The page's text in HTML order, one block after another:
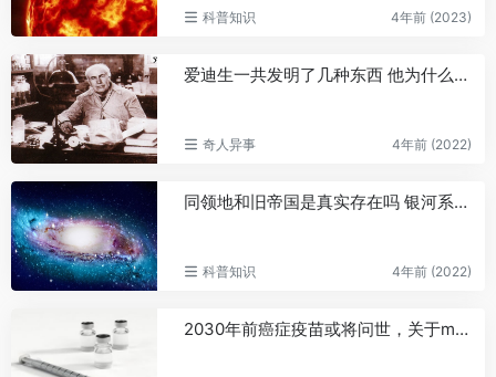
科普知识 4年前 (2023)
爱迪生一共发明了几种东西 他为什么可以发明这么多东西
奇人异事 4年前 (2022)
同领地和旧帝国是真实存在吗 银河系之中联盟是否存在
科普知识 4年前 (2022)
2030年前癌症疫苗或将问世，关于mRNA疫苗你了解多少？